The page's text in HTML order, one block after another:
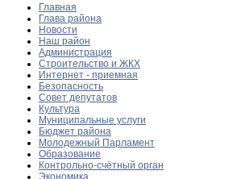
Главная
Глава района
Новости
Наш район
Администрация
Строительство и ЖКХ
Интернет - приемная
Безопасность
Совет депутатов
Культура
Муниципальные услуги
Бюджет района
Молодежный Парламент
Образование
Контрольно-счётный орган
Экономика